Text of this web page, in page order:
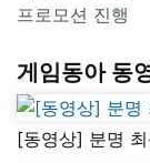
프로모션 진행
게임동아 동
[동영상] 분명